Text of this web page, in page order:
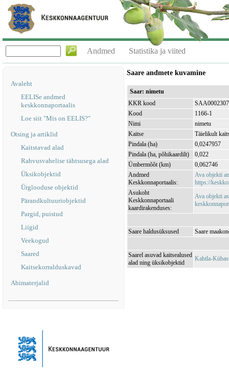
Andmed Statistika ja viited
Avaleht
EELISe andmed
keskkonnaportaalis
Loe siit "Mis on EELIS?"
Otsing ja artiklid
Kaitstavad alad
Rahvusvahelise tähtsusega alad
Üksikobjektid
Ürglooduse objektid
Pärandkultuuriobjektid
Pargid, puistud
Liigid
Veekogud
Saared
Kaitsekorralduskavad
Abimaterjalid
Saare andmete kuvamine
Saar: nimetu
KKR kood
SAA0002307
Kood
1166-1
Nimi
nimetu
Kaitse
Täielikult
Pindala (ha)
0,0247957
Pindala (ha, põhikaardilt)
0,022
Ümbermõõt (km)
0,062746
Andmed
Keskkonnaportaalis:
Ava objekti
https://
Asukoht
Keskkonnaportaali
kaardirakenduses:
Ava objekti
Saare haldusüksused Saare
Saarel asuvad kaitsealused
alad ning üksikobjektid
Kahtla-